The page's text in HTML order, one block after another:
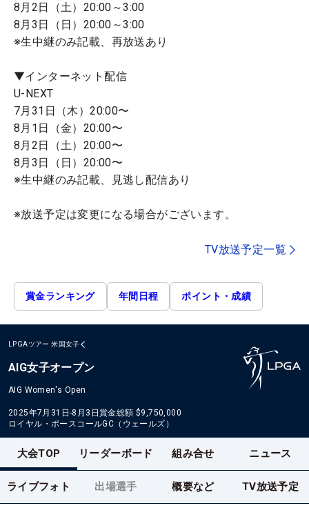
8月2日（土）20:00～3:00
8月3日（日）20:00～3:00
※生中継のみ記載、再放送あり
▼インターネット配信
U-NEXT
7月31日（木）20:00〜
8月1日（金）20:00〜
8月2日（土）20:00〜
8月3日（日）20:00〜
※生中継のみ記載、見逃し配信あり
※放送予定は変更になる場合がございます。
TV放送予定一覧
賞金ランキング 年間日程 ポイント・成績
LPGAツアー 米国女子
AIG女子オープン
AIG Women's Open
2025年7月31日-8月3日賞金総額 $9,750,000
ロイヤル・ポースコールGC（ウェールズ）
大会TOP リーダーボード 組み合せ ニュース
ライブフォト 出場選手 概要など TV放送予定